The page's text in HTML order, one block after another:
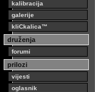
kalibracija
galerije
kliCkalica™
druženja
forumi
prilozi
vijesti
oglasnik